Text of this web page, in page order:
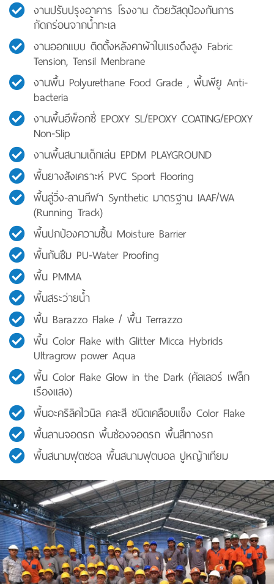
งานปรับปรุงอาคาร โรงงาน ด้วยวัสดุป้องกันการ
กัดกร่อนจากน้ำทะเล
งานออกแบบ ติดตั้งหลังคาผ้าใบแรงดึงสูง Fabric
Tension, Tensil Menbrane
งานพื้น Polyurethane Food Grade , พื้นพียู Anti-
bacteria
งานพื้นอีพ็อกซี่ EPOXY SL/EPOXY COATING/EPOXY
Non-Slip
งานพื้นสนามเด็กเล่น EPDM PLAYGROUND
พื้นยางสังเคราะห์ PVC Sport Flooring
พื้นลู่วิ่ง-ลานกีฬา Synthetic มาตรฐาน IAAF/WA
(Running Track)
พื้นปกป้องความชื้น Moisture Barrier
พื้นกันซึม PU-Water Proofing
พื้น PMMA
พื้นสระว่ายน้ำ
พื้น Barazzo Flake / พื้น Terrazzo
พื้น Color Flake with Glitter Micca Hybrids
Ultragrow power Aqua
พื้น Color Flake Glow in the Dark (คัลเลอร์ เฟล็ก
เรืองแสง)
พื้นอะคริลิคไวนิล คละสี ชนิดเคลือบแข็ง Color Flake
พื้นลานจอดรถ พื้นช่องจอดรถ พื้นสีทางรถ
พื้นสนามฟุตซอล พื้นสนามฟุตบอล ปูหญ้าเทียม